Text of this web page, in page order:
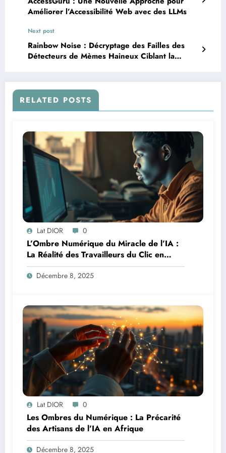
Améliorer l’Accessibilité Web avec des LLMs
Next post
Rainbow Noise : Décryptage des Failles des
Détecteurs de Mèmes Haineux Ciblant la
RELATED POSTS
Lat DIOR 0
L’Ombre Numérique du Miracle de l’IA :
La Réalité des Travailleurs du Clic en
Afrique
Décembre 8, 2025
Lat DIOR 0
Les Ombres du Numérique : La Précarité
des Artisans de l’IA en Afrique
Décembre 8, 2025